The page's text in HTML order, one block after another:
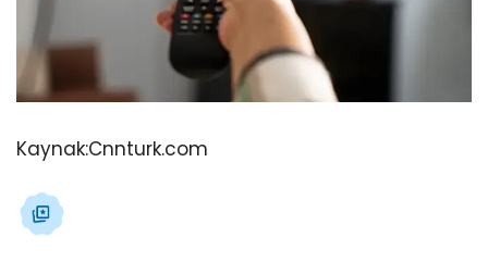
Kaynak:Cnnturk.com